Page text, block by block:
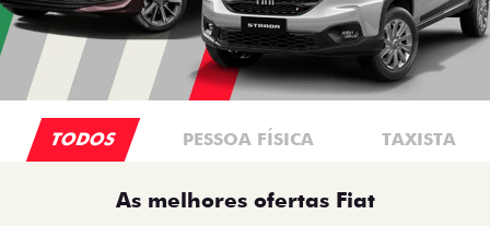
TODOS PESSOA FÍSICA TAXISTA
As melhores ofertas Fiat